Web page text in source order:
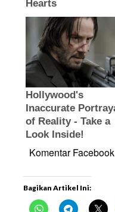
Komentar Facebook
Bagikan Artikel Ini: